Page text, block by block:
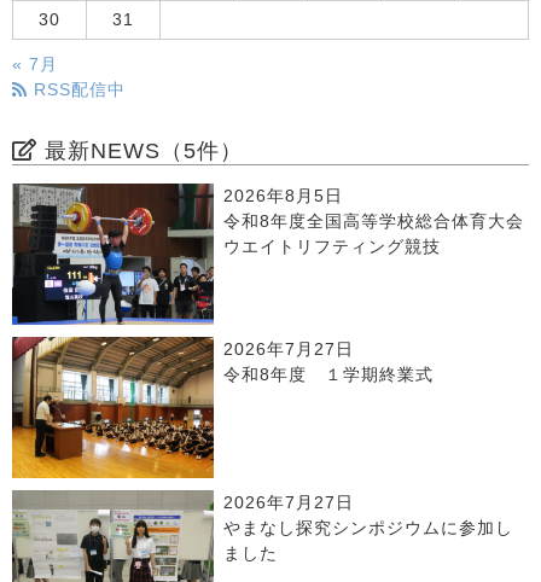
30 31
« 7月
RSS配信中
最新NEWS（5件）
2026年8月5日
令和8年度全国高等学校総合体育大会
ウエイトリフティング競技
2026年7月27日
令和8年度 １学期終業式
2026年7月27日
やまなし探究シンポジウムに参加し
ました